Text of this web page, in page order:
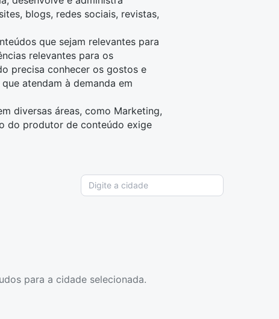
blogs, redes sociais, revistas,
que sejam relevantes para
relevantes para os
precisa conhecer os gostos e
atendam à demanda em
diversas áreas, como Marketing,
do produtor de conteúdo exige
para a cidade selecionada.